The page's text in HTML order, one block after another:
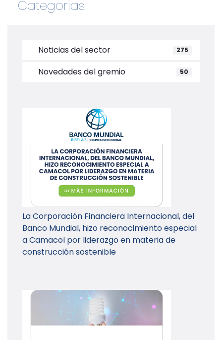
Categorias
Noticias del sector 275
Novedades del gremio 50
La Corporación Financiera Internacional, del
Banco Mundial, hizo reconocimiento especial
a Camacol por liderazgo en materia de
construcción sostenible